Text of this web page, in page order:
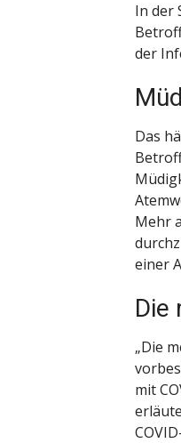
In der
der
Das
Mehr
einer
Die
„Die
mit